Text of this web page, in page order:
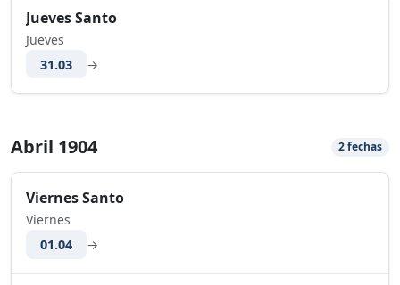
Jueves Santo
Jueves
31.03
→
Abril 1904 2 fechas
Viernes Santo
Viernes
01.04
→